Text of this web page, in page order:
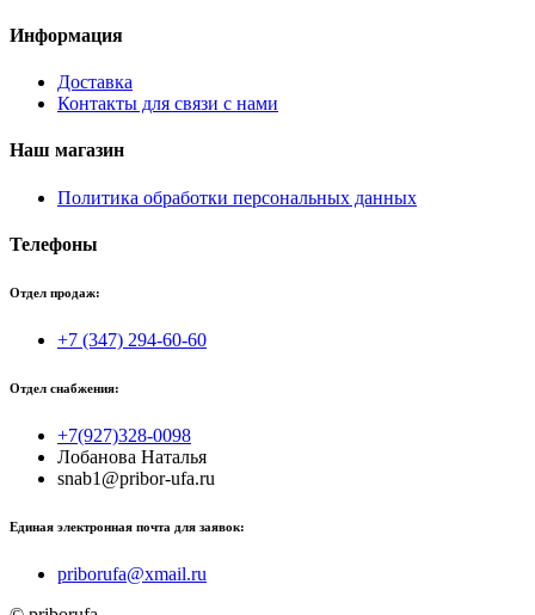
Информация
Доставка
Контакты для связи с нами
Наш магазин
Политика обработки персональных данных
Телефоны
Отдел продаж:
+7 (347) 294-60-60
Отдел снабжения:
+7(927)328-0098
Лобанова Наталья
snab1@pribor-ufa.ru
Единая электронная почта для заявок:
priborufa@xmail.ru